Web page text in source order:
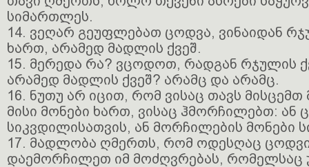
სიმართლეს.
14. ვეღარ გეუფლებათ ცოდვა, ვინაიდან
ხართ, არამედ მადლის ქვეშ.
15. მერედა რა? ვცოდოთ, რადგან რჯულის
არამედ მადლის ქვეშ? არამც და არამც.
16. ნუთუ არ იცით, რომ ვისაც თავს
მისი მონები ხართ, ვისაც ჰმორჩილებთ: ან
სიკვდილისათვის, ან მორჩილების მონები
17. მადლობა ღმერთს, რომ ოდესღაც
დაემორჩილეთ იმ მოძღვრებას, რომელსაც